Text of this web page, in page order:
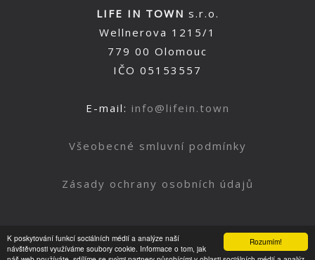
Rozumím!
K poskytování funkcí sociálních médií a analýze naší
návštěvnosti využíváme soubory cookie. Informace o tom, jak
LIFE IN TOWN s.r.o.
Wellnerova 1215/1
779 00 Olomouc
IČO 05153557
E-mail: info@lifein.town
Všeobecné smluvní podmínky
Zásady ochrany osobních údajů
Nahoru